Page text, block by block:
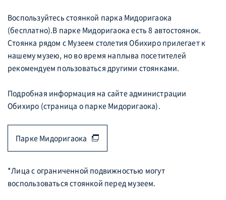
Воспользуйтесь стоянкой парка Мидоригаока
(бесплатно).В парке Мидоригаока есть 8 автостоянок.
Стоянка рядом с Музеем столетия Обихиро прилегает к
нашему музею, но во время наплыва посетителей
рекомендуем пользоваться другими стоянками.
Подробная информация на сайте администрации
Обихиро (страница о парке Мидоригаока).
Парке Мидоригаока
*Лица с ограниченной подвижностью могут
воспользоваться стоянкой перед музеем.